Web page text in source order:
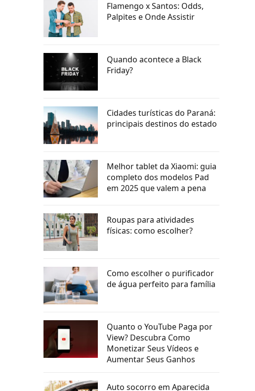
Flamengo x Santos: Odds,
Palpites e Onde Assistir
Quando acontece a Black
Friday?
Cidades turísticas do Paraná:
principais destinos do estado
Melhor tablet da Xiaomi: guia
completo dos modelos Pad
em 2025 que valem a pena
Roupas para atividades
físicas: como escolher?
Como escolher o purificador
de água perfeito para família
Quanto o YouTube Paga por
View? Descubra Como
Monetizar Seus Vídeos e
Aumentar Seus Ganhos
Auto socorro em Aparecida